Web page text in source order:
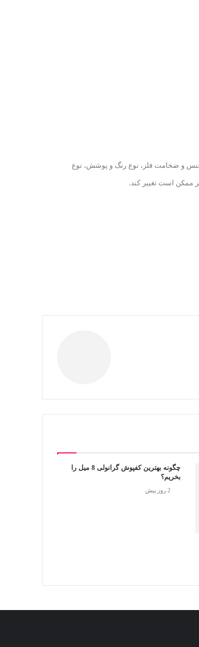
جنس و ضخامت فلز، نوع رنگ و پوشش، نوع
ممکن است تغییر کند.
چگونه بهترین کفپوش گرانولی 8 میل را
بخریم؟
2 روز پیش